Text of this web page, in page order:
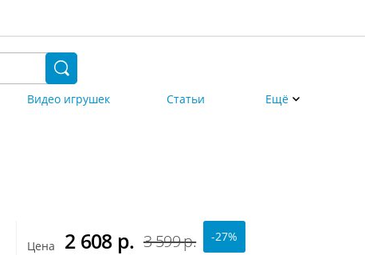
Видео игрушек Статьи Ещё
Цена 3 599 р.
2 608 р. -27%